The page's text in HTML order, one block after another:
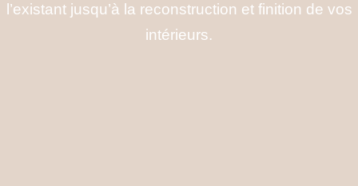
l’existant jusqu’à la reconstruction et finition de vos
intérieurs.